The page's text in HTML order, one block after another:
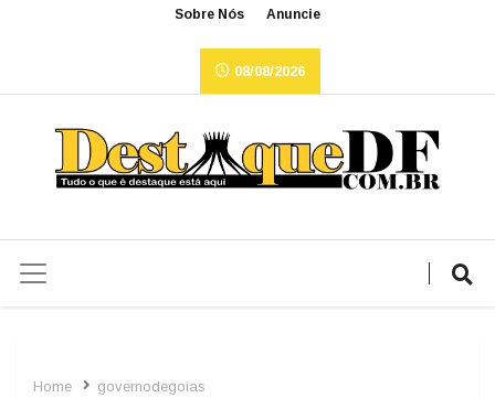
Sobre Nós Anuncie
08/08/2026
Home governodegoias